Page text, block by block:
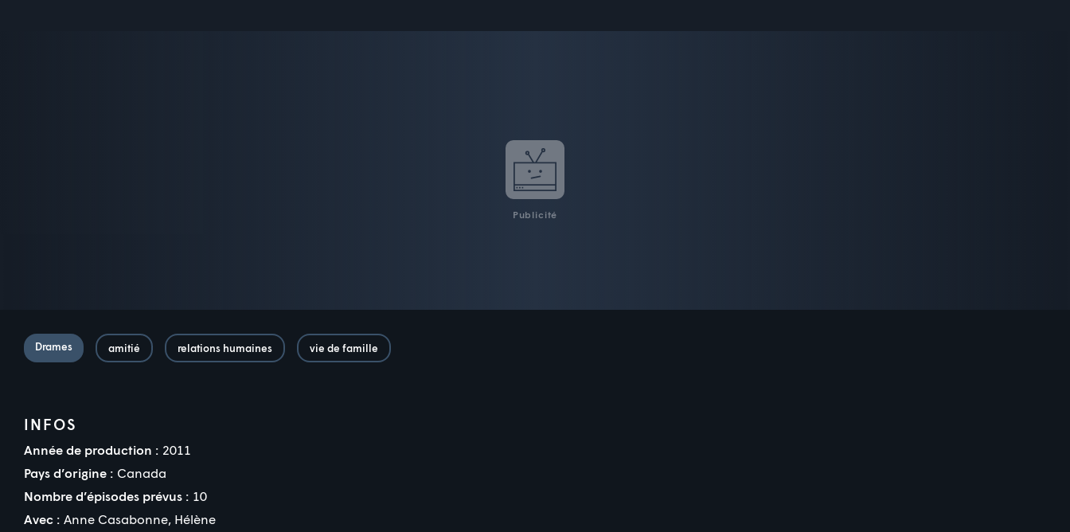
Publicité
Drames amitié relations humaines vie de famille
INFOS
Année de production : 2011
Pays d’origine : Canada
Nombre d’épisodes prévus : 10
Avec : Anne Casabonne Hélène